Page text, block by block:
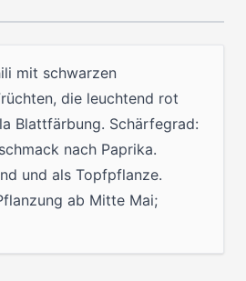
mit schwarzen
die leuchtend rot
Blattfärbung. Schärfegrad:
nach Paprika.
und als Topfpflanze.
ab Mitte Mai;